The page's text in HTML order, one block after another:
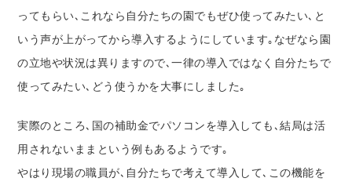
ってもらい､これなら自分たちの園でもぜひ使ってみたい､と
いう声が上がってから導入するようにしています｡なぜなら園
の立地や状況は異りますので､一律の導入ではなく自分たちで
使ってみたい､どう使うかを大事にしました｡
実際のところ､国の補助金でパソコンを導入しても､結局は活
用されないままという例もあるようです｡
やはり現場の職員が､自分たちで考えて導入して､この機能を